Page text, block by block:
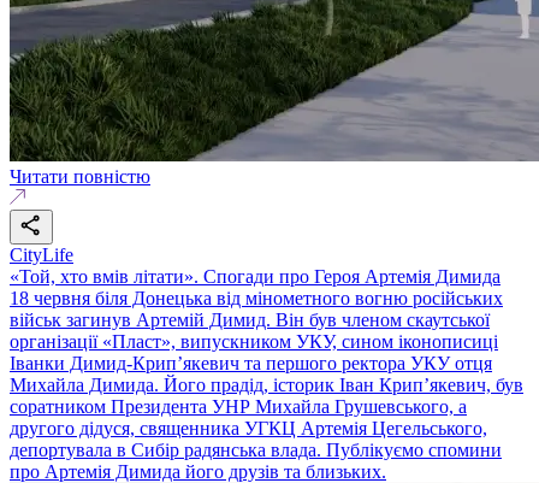
Читати повністю
CityLife
«Той, хто вмів літати». Спогади про Героя Артемія Димида
18 червня біля Донецька від мінометного вогню російських
військ загинув Артемій Димид. Він був членом скаутської
організації «Пласт», випускником УКУ, сином іконописиці
Іванки Димид-Крип’якевич та першого ректора УКУ отця
Михайла Димида. Його прадід, історик Іван Крип’якевич, був
соратником Президента УНР Михайла Грушевського, а
другого дідуся, священника УГКЦ Артемія Цегельського,
депортувала в Сибір радянська влада. Публікуємо спомини
про Артемія Димида його друзів та близьких.